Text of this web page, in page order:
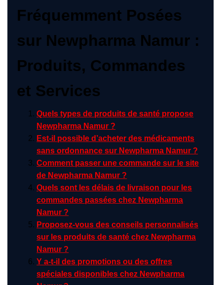
Fréquemment Posées
sur Newpharma Namur :
Produits, Commandes
et Services
Quels types de produits de santé propose
Newpharma Namur ?
Est-il possible d’acheter des médicaments
sans ordonnance sur Newpharma Namur ?
Comment passer une commande sur le site
de Newpharma Namur ?
Quels sont les délais de livraison pour les
commandes passées chez Newpharma
Namur ?
Proposez-vous des conseils personnalisés
sur les produits de santé chez Newpharma
Namur ?
Y a-t-il des promotions ou des offres
spéciales disponibles chez Newpharma